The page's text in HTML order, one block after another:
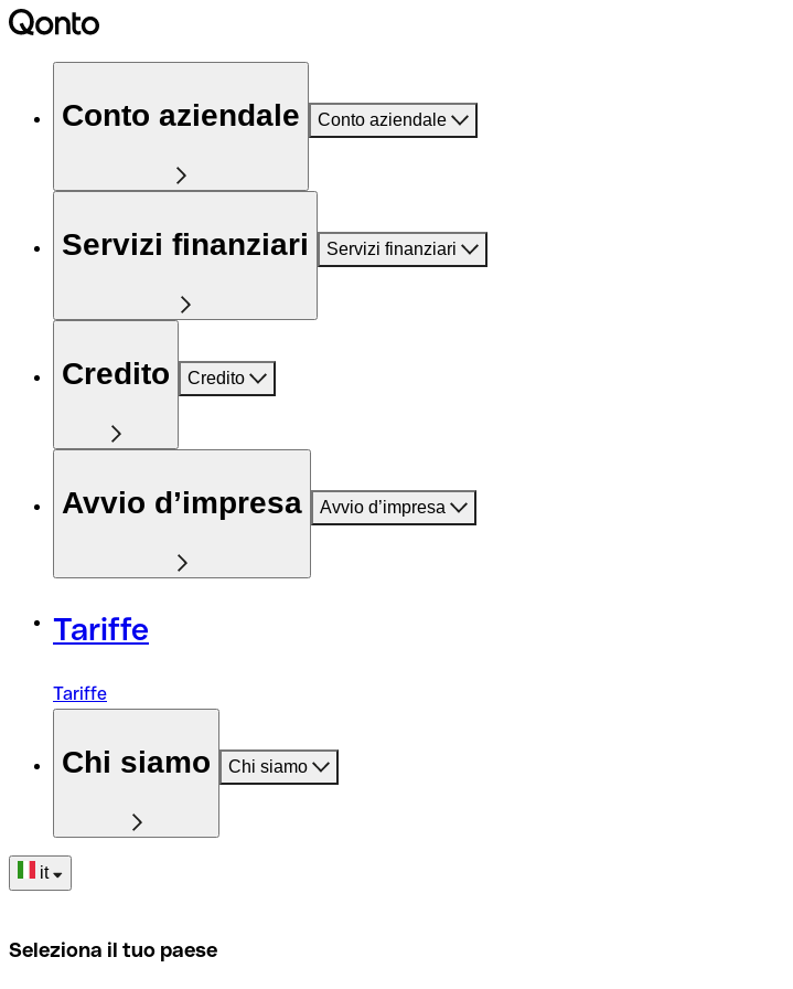
Conto aziendale Conto aziendale
Servizi finanziari Servizi finanziari
Credito Credito
Avvio d’impresa Avvio d’impresa
Tariffe
Tariffe
Chi siamo Chi siamo
it
Seleziona il tuo paese